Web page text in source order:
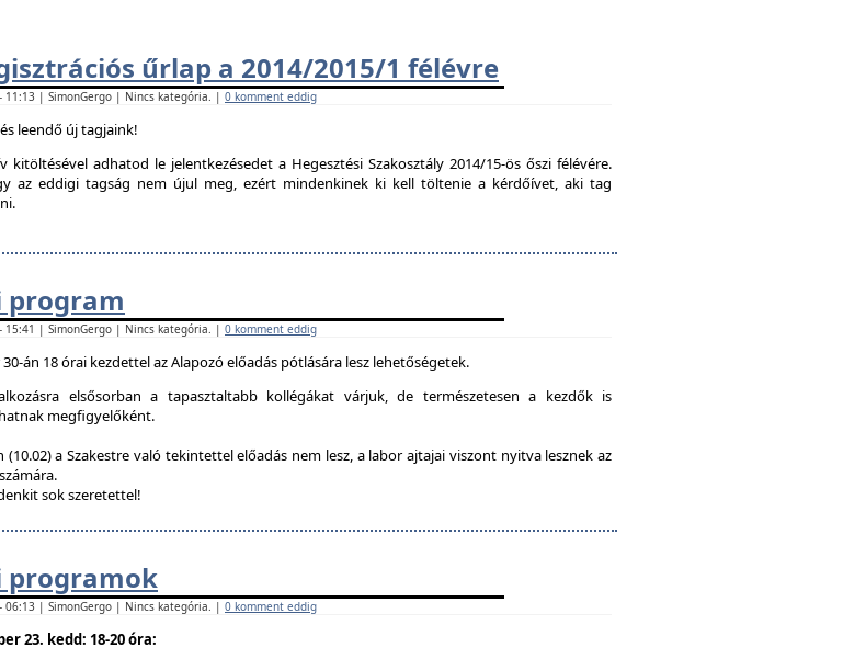
űrlap a 2014/2015/1 félévre
11:13 | SimonGergo | Nincs kategória. | 0 komment eddig
leendő új tagjaink!
kitöltésével adhatod le jelentkezésedet a Hegesztési Szakosztály 2014/15-ös őszi félévére.
az eddigi tagság nem újul meg, ezért mindenkinek ki kell töltenie a kérdőívet, aki tag
program
15:41 | SimonGergo | Nincs kategória. | 0 komment eddig
án 18 órai kezdettel az Alapozó előadás pótlására lesz lehetőségetek.
elsősorban a tapasztaltabb kollégákat várjuk, de természetesen a kezdők is
megfigyelőként.
a Szakestre való tekintettel előadás nem lesz, a labor ajtajai viszont nyitva lesznek az
sok szeretettel!
programok
06:13 | SimonGergo | Nincs kategória. | 0 komment eddig
23. kedd: 18-20 óra: